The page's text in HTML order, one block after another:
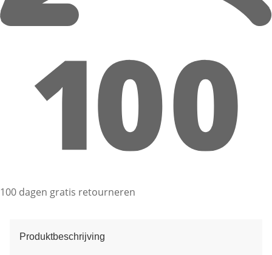
100 dagen gratis retourneren
Produktbeschrijving